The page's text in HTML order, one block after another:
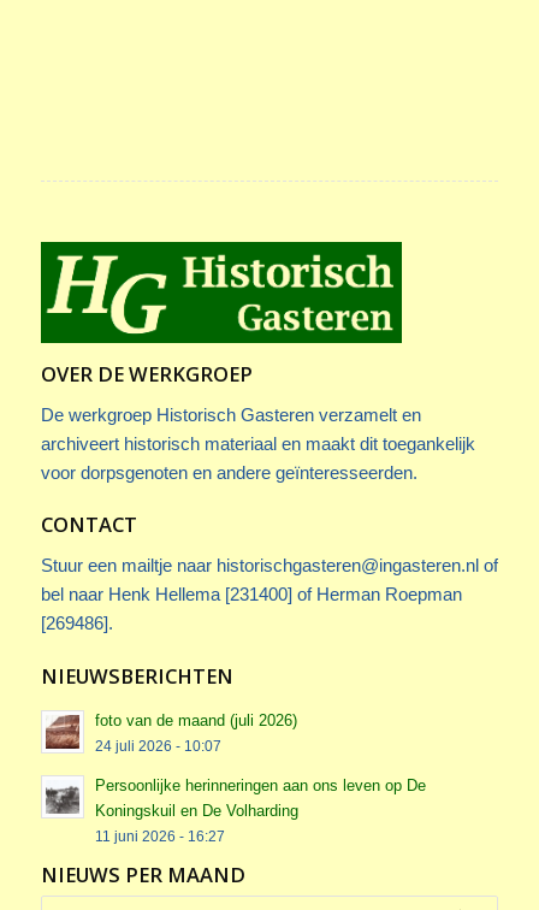
OVER DE WERKGROEP
De werkgroep Historisch Gasteren verzamelt en
archiveert historisch materiaal en maakt dit toegankelijk
voor dorpsgenoten en andere geïnteresseerden.
CONTACT
Stuur een mailtje naar historischgasteren@ingasteren.nlof
bel naar Henk Hellema [231400] of Herman Roepman
[269486].
NIEUWSBERICHTEN
foto van de maand (juli 2026)
24 juli 2026 - 10:07
Persoonlijke herinneringen aan ons leven op De
Koningskuil en De Volharding
11 juni 2026 - 16:27
NIEUWS PER MAAND